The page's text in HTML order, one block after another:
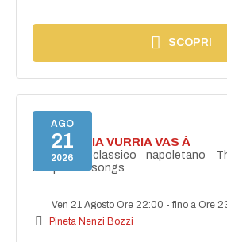
SCOPRI
AGO
21
2026
I'TE VURRIA VURRIA VAS À
Concerto classico napoletano
Neapolitan songs
Ven 21 Agosto Ore 22:00 -fino a Ore
Pineta Nenzi Bozzi